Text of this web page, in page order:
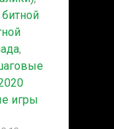
,
игры